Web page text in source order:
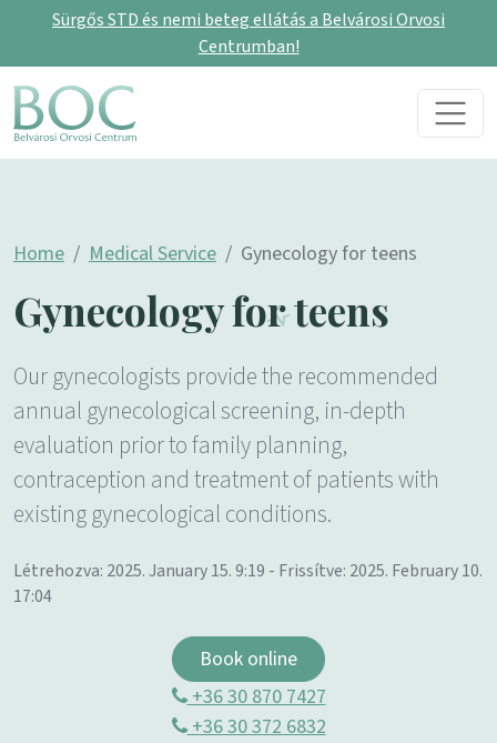
Sürgős STD és nemi beteg ellátás a Belvárosi Orvosi
Centrumban!
Skip to content
Main Navigation
Home Medical Service Gynecology for teens
Gynecology for teens
Our gynecologists provide the recommended
annual gynecological screening, in-depth
evaluation prior to family planning,
contraception and treatment of patients with
existing gynecological conditions.
Létrehozva: 2025. January 15. 9:19 - Frissítve: 2025. February 10.
17:04
Book online
+36 30 870 7427
+36 30 372 6832